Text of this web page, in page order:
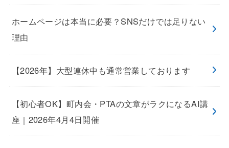
ホームページは本当に必要？SNSだけでは足りない
理由
【2026年】大型連休中も通常営業しております
【初心者OK】町内会・PTAの文章がラクになるAI講
座｜2026年4月4日開催